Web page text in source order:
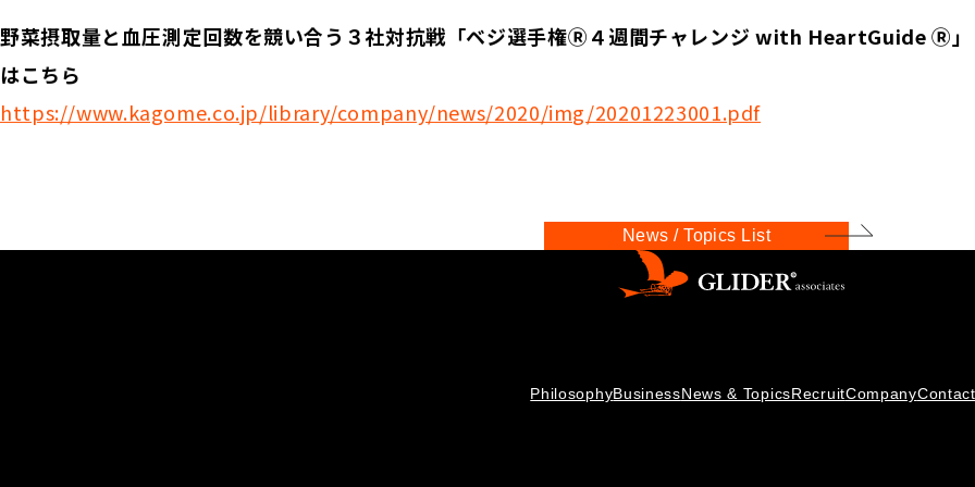
野菜摂取量と血圧測定回数を競い合う３社対抗戦「ベジ選手権Ⓡ４週間チャレンジ with HeartGuide Ⓡ
はこちら
https://www.kagome.co.jp/library/company/news/2020/img/20201223001.pdf
News / Topics List
PhilosophyBusinessNews & TopicsRecruitCompanyContact